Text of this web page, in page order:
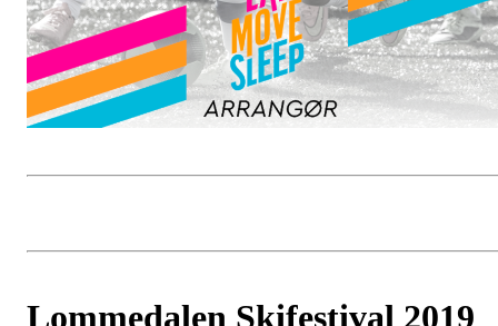
Lommedalen Skifestival 2019